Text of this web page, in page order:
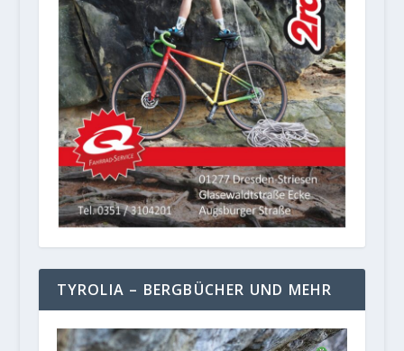
TYROLIA – BERGBÜCHER UND MEHR